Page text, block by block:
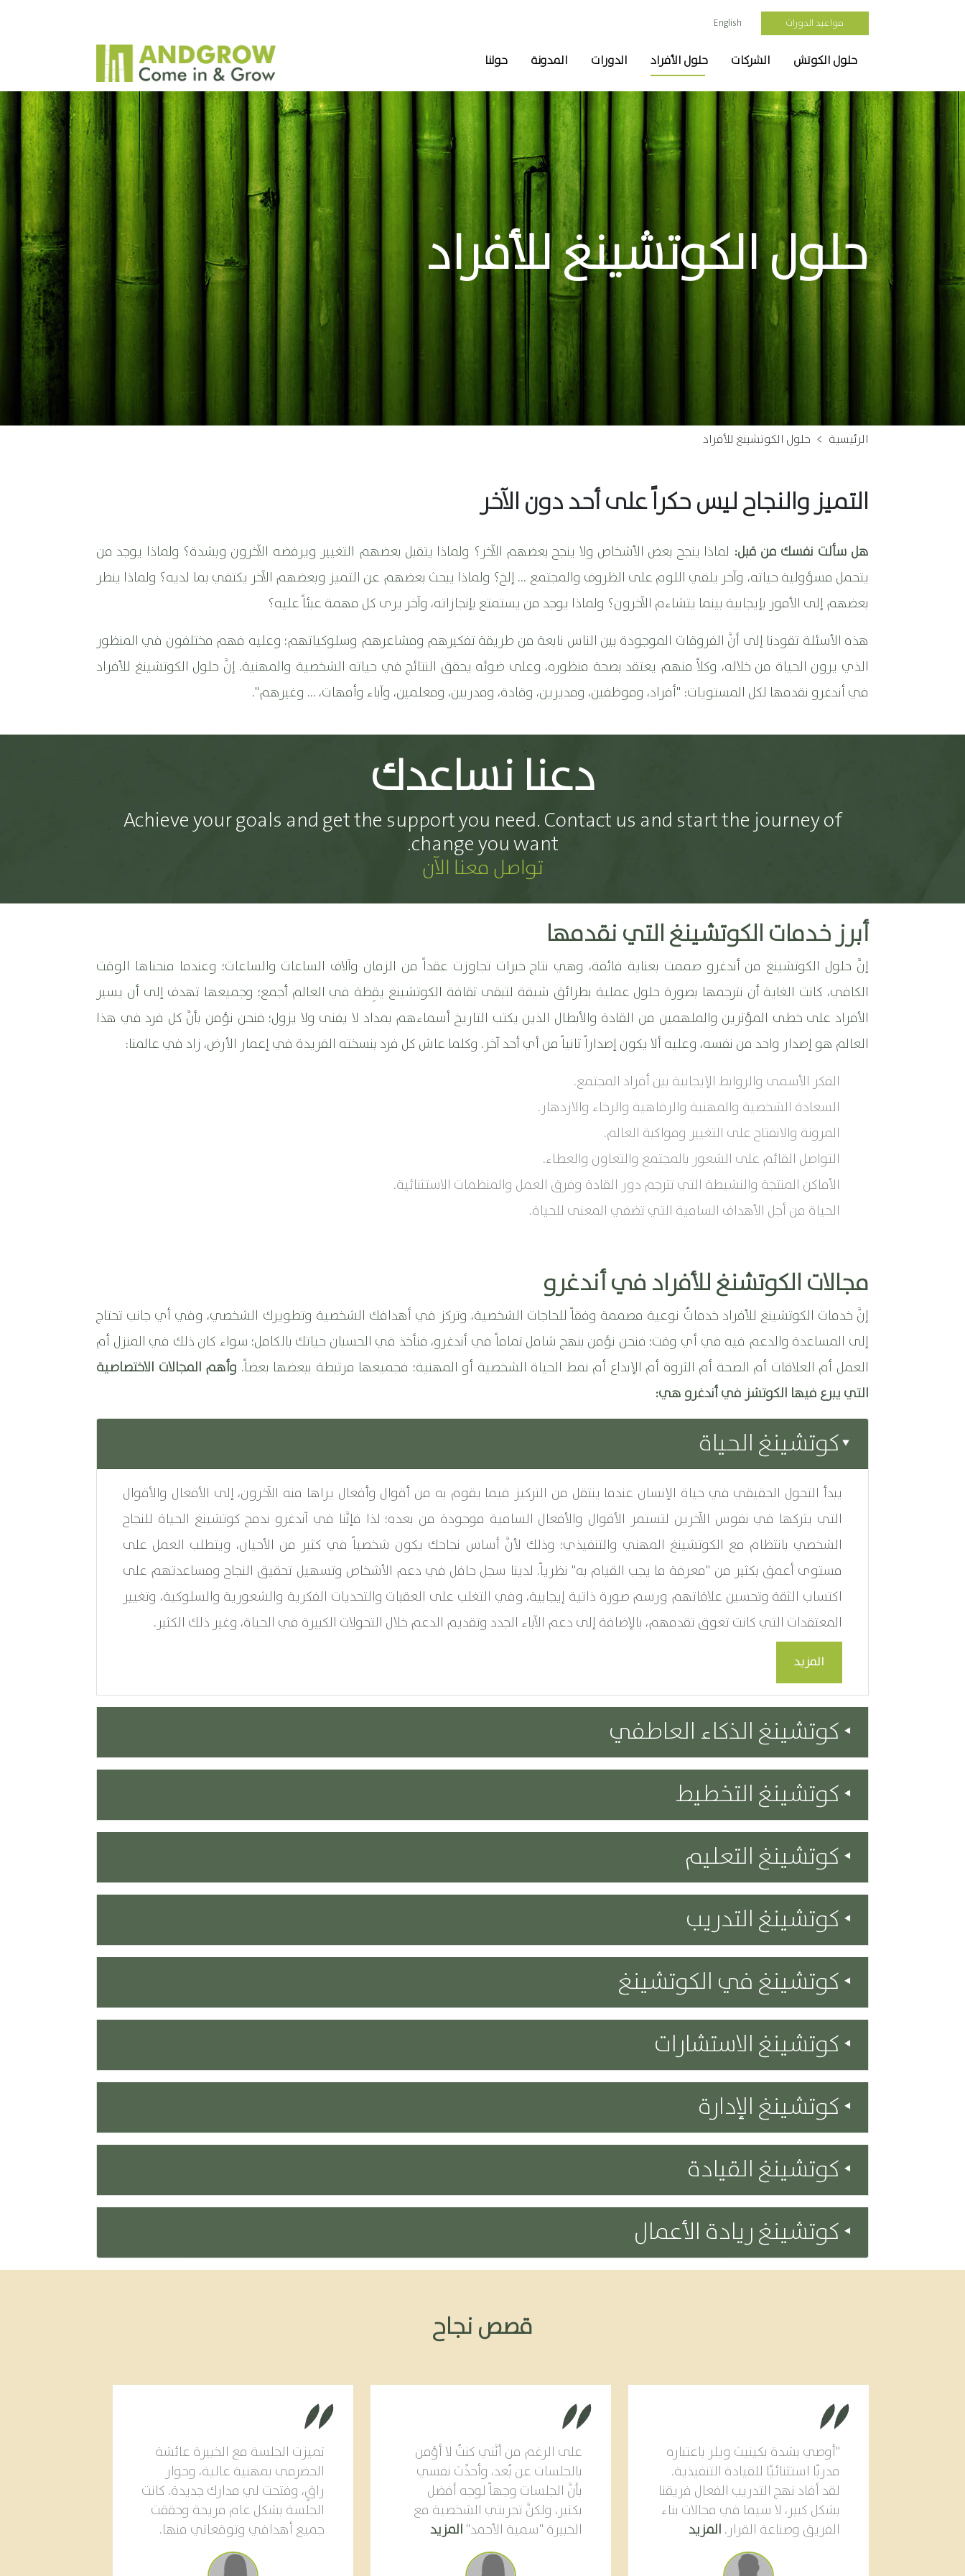
English مواعيد الدورات
حلول الكوتش الشركات حلول الأفراد الدورات المدونة حولنا
حلول الكوتشينغ للأفراد
الرئيسية > حلول الكوتشينغ للأفراد
التميز والنجاح ليس حكراً على أحد دون الآخر
هل سألت نفسك من قبل: لماذا ينجح بعض الأشخاص ولا ينجح بعضهم الآخر؟ ولماذا يتقبل بعضهم التغيير ويرفضه الآخرون وبشدة؟ ولماذا يوجد من
يتحمل مسؤولية حياته، وآخر يلقي اللوم على الظروف والمجتمع ... إلخ؟ ولماذا يبحث بعضهم عن التميز وبعضهم الآخر يكتفي بما لديه؟ ولماذا ينظر
بعضهم إلى الأمور بإيجابية بينما يتشاءم الآخرون؟ ولماذا يوجد من يستمتع بإنجازاته، وآخر يرى كل مهمة عبئاً عليه؟
هذه الأسئلة تقودنا إلى أنَّ الفروقات الموجودة بين الناس نابعة من طريقة تفكيرهم ومشاعرهم وسلوكياتهم؛ وعليه فهم مختلفون في المنظور
الذي يرون الحياة من خلاله، وكلاً منهم يعتقد بصحة منظوره، وعلى ضوئه يحقق النتائج في حياته الشخصية والمهنية. إنَّ حلول الكوتشينغ للأفراد
في أندغرو نقدمها لكل المستويات: "أفراد، وموظفين، ومديرين، وقادة، ومدربين، ومعلمين، وآباء وأمهات، ... وغيرهم".
دعنا نساعدك
Achieve your goals and get the support you need. Contact us and start the journey of
change you want.
تواصل معنا الآن
أبرز خدمات الكوتشينغ التي نقدمها
إنَّ حلول الكوتشينغ من أندغرو صممت بعناية فائقة، وهي نتاج خبرات تجاوزت عقداً من الزمان وآلاف الساعات والساعات؛ وعندما منحناها الوقت
الكافي، كانت الغاية أن نترجمها بصورة حلول عملية بطرائق شيقة لتبقى ثقافة الكوتشينغ يقِظة في العالم أجمع؛ وجميعها تهدف إلى أن يسير
الأفراد على خطى المؤثرين والملهمين من القادة والأبطال الذين يكتب التاريخ أسماءهم بمداد لا يفنى ولا يزول؛ فنحن نؤمن بأنَّ كل فرد في هذا
العالم هو إصدار واحد من نفسه، وعليه ألا يكون إصداراً ثانياً من أي أحد آخر. وكلما عاش كل فرد بنسخته الفريدة في إعمار الأرض، زاد في عالمنا:
الفكر الأسمى والروابط الإيجابية بين أفراد المجتمع.
السعادة الشخصية والمهنية والرفاهية والرخاء والازدهار.
المرونة والانفتاح على التغيير ومواكبة العالم.
التواصل القائم على الشعور بالمجتمع والتعاون والعطاء.
الأماكن المنتجة والنشيطة التي تترجم دور القادة وفرق العمل والمنظمات الاستثنائية.
الحياة من أجل الأهداف السامية التي تضفي المعنى للحياة.
مجالات الكوتشنغ للأفراد في أندغرو
إنَّ خدمات الكوتشينغ للأفراد خدماتٌ نوعية مصممة وفقاً للحاجات الشخصية، وتركز في أهدافك الشخصية وتطويرك الشخصي، وفي أي جانب تحتاج
إلى المساعدة والدعم فيه في أي وقت؛ فنحن نؤمن بنهج شامل تماماً في أندغرو، فنأخذ في الحسبان حياتك بالكامل؛ سواء كان ذلك في المنزل أم
العمل أم العلاقات أم الصحة أم الثروة أم الإبداع أم نمط الحياة الشخصية أو المهنية؛ فجميعها مرتبطة ببعضها بعضاً. وأهم المجالات الاختصاصية
التي يبرع فيها الكوتشز في أندغرو هي:
كوتشينغ الحياة
يبدأ التحول الحقيقي في حياة الإنسان عندما ينتقل من التركيز فيما يقوم به من أقوال وأفعال يراها منه الآخرون، إلى الأفعال والأقوال
التي يتركها في نفوس الآخرين لتستمر الأقوال والأفعال السامية موجودة من بعده؛ لذا فإنَّنا في آندغرو ندمج كوتشينغ الحياة للنجاح
الشخصي بانتظام مع الكوتشينغ المهني والتنفيذي؛ وذلك لأنَّ أساس نجاحك يكون شخصياً في كثير من الأحيان، ويتطلب العمل على
مستوى أعمق بكثير من "معرفة ما يجب القيام به" نظرياً. لدينا سجل حافل في دعم الأشخاص وتسهيل تحقيق النجاح ومساعدتهم على
اكتساب الثقة وتحسين علاقاتهم ورسم صورة ذاتية إيجابية، وفي التغلب على العقبات والتحديات الفكرية والشعورية والسلوكية، وتغيير
المعتقدات التي كانت تعوق تقدمهم، بالإضافة إلى دعم الآباء الجدد وتقديم الدعم خلال التحولات الكبيرة في الحياة، وغير ذلك الكثير.
المزيد
كوتشينغ الذكاء العاطفي
كوتشينغ التخطيط
كوتشينغ التعليم
كوتشينغ التدريب
كوتشينغ في الكوتشينغ
كوتشينغ الاستشارات
كوتشينغ الإدارة
كوتشينغ القيادة
كوتشينغ ريادة الأعمال
قصص نجاح
"أوصي بشدة بكينيث ويلر باعتباره
مدربًا استثنائيًا للقيادة التنفيذية.
لقد أفاد نهج التدريب الفعال فريقنا
بشكل كبير، لا سيما في مجالات بناء
الفريق وصناعة القرار. المزيد
على الرغم من أنَّني كنتُ لا أؤمن
بالجلسات عن بُعد، وأحدِّث نفسي
بأنَّ الجلسات وجهاً لوجه أفضل
بكثير، ولكنَّ تجربتي الشخصية مع
الخبيرة "سمية الأحمد" المزيد
تميزت الجلسة مع الخبيرة عائشة
الحضرمي بمهنية عالية، وحوار
راقٍ، وفتحت لي مدارك جديدة. كانت
الجلسة بشكل عام مريحة وحققت
جميع أهدافي وتوقعاتي منها.